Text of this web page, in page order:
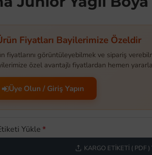
Fiyatları Bayilerimize Özeldir
fiyatlarını görüntüleyebilmek ve sipariş
özel avantajlı fiyatlardan hemen
Üye Olun / Giriş Yapın
Yükle
KARGO ETIKETI ( PDF )